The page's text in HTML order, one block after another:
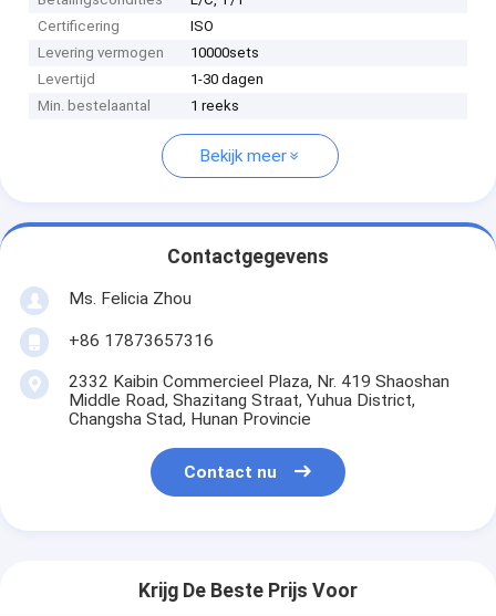
Certificering
ISO
Levering vermogen
10000sets
Levertijd
1-30 dagen
Min. bestelaantal
1 reeks
Bekijk meer
Contactgegevens
Ms. Felicia Zhou
+86 17873657316
2332 Kaibin Commercieel Plaza, Nr. 419 Shaoshan
Middle Road, Shazitang Straat, Yuhua District,
Changsha Stad, Hunan Provincie
Contact nu
Krijg De Beste Prijs Voor